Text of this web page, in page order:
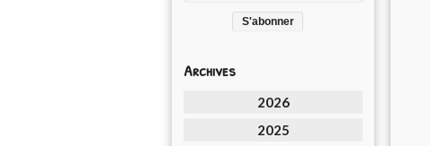
Archives
2026
2025